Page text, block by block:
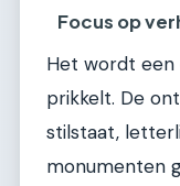
Focus op
Het wordt een
prikkelt. De
stilstaat,
monumenten